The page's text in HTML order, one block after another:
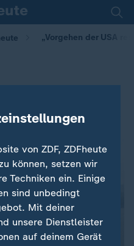
„Vorgehen der USA
USA respektlos"
von ZDF, ZDFheute
können, setzen wir
Techniken ein. Einige
sind unbedingt
Mit deiner
unsere Dienstleister
auf deinem Gerät